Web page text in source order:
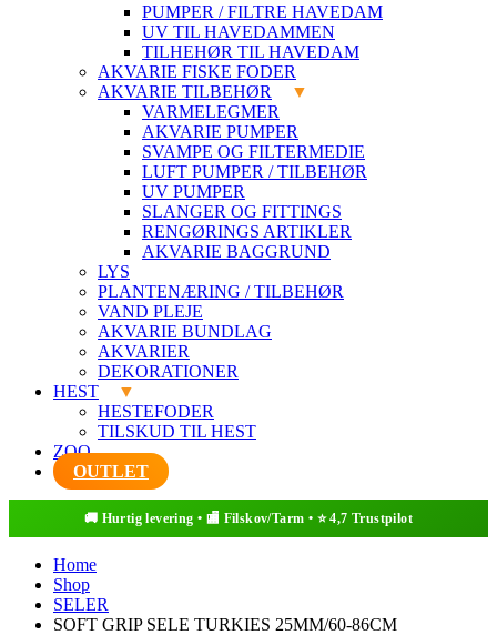
PUMPER / FILTRE HAVEDAM
UV TIL HAVEDAMMEN
TILHEHØR TIL HAVEDAM
AKVARIE FISKE FODER
AKVARIE TILBEHØR
VARMELEGMER
AKVARIE PUMPER
SVAMPE OG FILTERMEDIE
LUFT PUMPER / TILBEHØR
UV PUMPER
SLANGER OG FITTINGS
RENGØRINGS ARTIKLER
AKVARIE BAGGRUND
LYS
PLANTENÆRING / TILBEHØR
VAND PLEJE
AKVARIE BUNDLAG
AKVARIER
DEKORATIONER
HEST
HESTEFODER
TILSKUD TIL HEST
ZOO
OUTLET
Home
Shop
SELER
SOFT GRIP SELE TURKIES 25MM/60-86CM